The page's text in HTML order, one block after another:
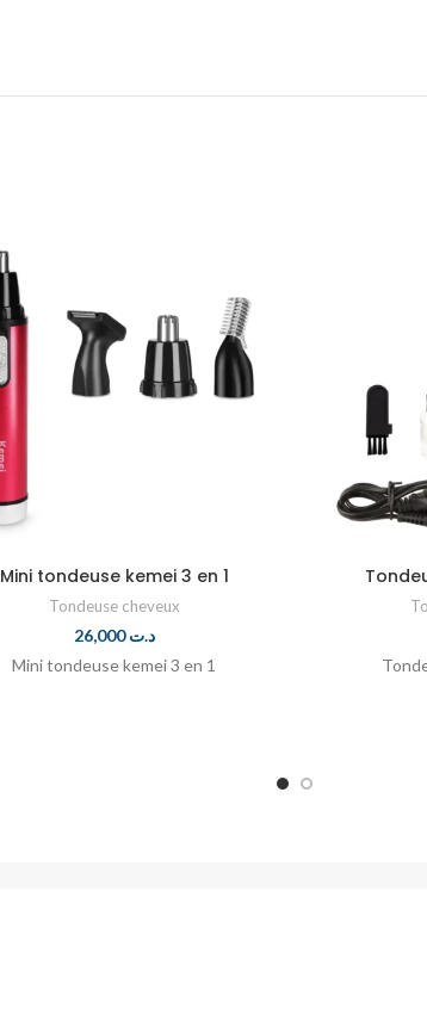
Mini tondeuse kemei 3 en 1
Tondeuse cheveux
د.ت26,000
Mini tondeuse kemei 3 en 1